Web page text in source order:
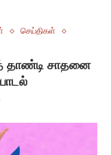
செய்திகள்
தாண்டி சாதனை